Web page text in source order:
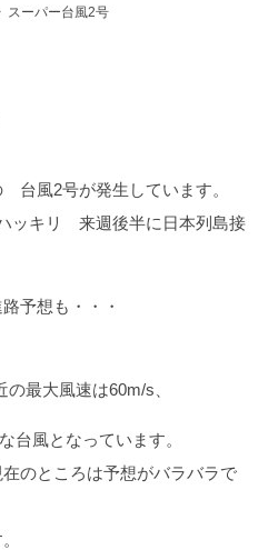
スーパー台風2号
台風2号が発生しています。
ッキリ 来週後半に日本列島接
予想も・・・
最大風速は60m/s、
台風となっています。
ところは予想がバラバラで
ばかりです。